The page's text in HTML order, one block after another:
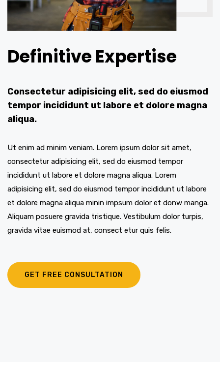
Definitive Expertise
Consectetur adipisicing elit, sed do eiusmod
tempor incididunt ut labore et dolore magna
aliqua.
Ut enim ad minim veniam. Lorem ipsum dolor sit amet,
consectetur adipisicing elit, sed do eiusmod tempor
incididunt ut labore et dolore magna aliqua. Lorem
adipisicing elit, sed do eiusmod tempor incididunt ut labore
et dolore magna aliqua minin impsum dolor et donw manga.
Aliquam posuere gravida tristique. Vestibulum dolor turpis,
gravida vitae euismod at, consect etur quis felis.
GET FREE CONSULTATION